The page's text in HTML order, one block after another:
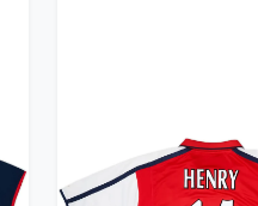
2000-02 Arsenal
Henry #14 - 8/10